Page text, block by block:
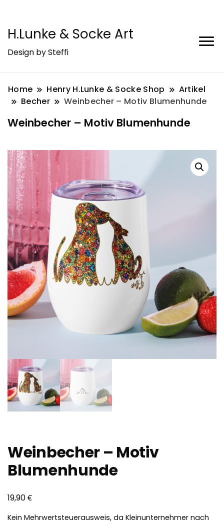
H.Lunke & Socke Art
Design by Steffi
Home Henry H.Lunke & Socke Shop
Artikel
Becher
Weinbecher – Motiv Blumenhunde
Weinbecher – Motiv Blumenhunde
Weinbecher – Motiv
Blumenhunde
19,90€
Kein Mehrwertsteuerausweis, da Kleinunternehmer nach